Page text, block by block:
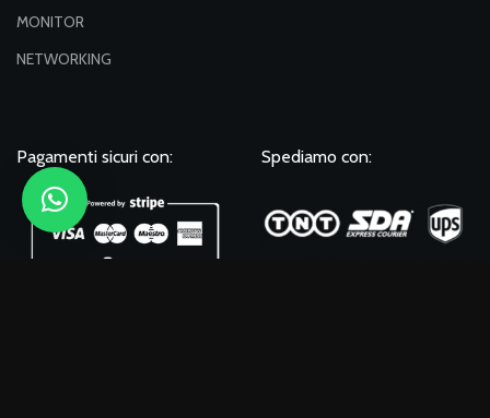
MONITOR
NETWORKING
Pagamenti sicuri con: Spediamo con: